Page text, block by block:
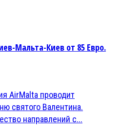
Мальта-Киев от 85 Евро.
AirMalta проводит
святого Валентина.
направлений с...